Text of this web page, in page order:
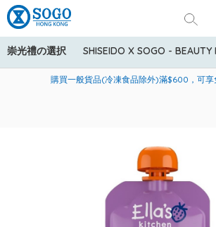
崇光禮の選択 SHISEIDO X SOGO - BEAUTY
美國運通Explorer®信用卡會員購物禮遇：高
購買一般貨品(冷凍食品除外)滿$600，可享
寄送中國內地服務只適用於指定商品，若訂單金